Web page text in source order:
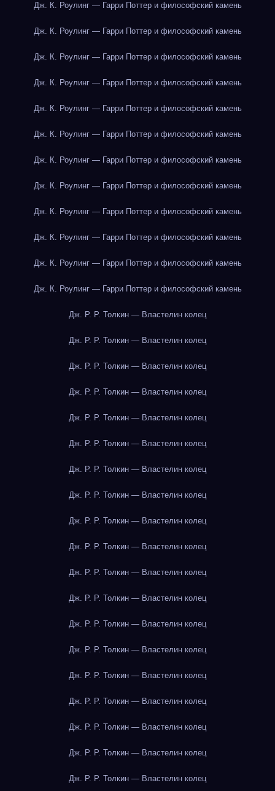
Дж. К. Роулинг — Гарри Поттер и философский камень
Дж. К. Роулинг — Гарри Поттер и философский камень
Дж. К. Роулинг — Гарри Поттер и философский камень
Дж. К. Роулинг — Гарри Поттер и философский камень
Дж. К. Роулинг — Гарри Поттер и философский камень
Дж. К. Роулинг — Гарри Поттер и философский камень
Дж. К. Роулинг — Гарри Поттер и философский камень
Дж. К. Роулинг — Гарри Поттер и философский камень
Дж. К. Роулинг — Гарри Поттер и философский камень
Дж. К. Роулинг — Гарри Поттер и философский камень
Дж. К. Роулинг — Гарри Поттер и философский камень
Дж. К. Роулинг — Гарри Поттер и философский камень
Дж. Р. Р. Толкин — Властелин колец
Дж. Р. Р. Толкин — Властелин колец
Дж. Р. Р. Толкин — Властелин колец
Дж. Р. Р. Толкин — Властелин колец
Дж. Р. Р. Толкин — Властелин колец
Дж. Р. Р. Толкин — Властелин колец
Дж. Р. Р. Толкин — Властелин колец
Дж. Р. Р. Толкин — Властелин колец
Дж. Р. Р. Толкин — Властелин колец
Дж. Р. Р. Толкин — Властелин колец
Дж. Р. Р. Толкин — Властелин колец
Дж. Р. Р. Толкин — Властелин колец
Дж. Р. Р. Толкин — Властелин колец
Дж. Р. Р. Толкин — Властелин колец
Дж. Р. Р. Толкин — Властелин колец
Дж. Р. Р. Толкин — Властелин колец
Дж. Р. Р. Толкин — Властелин колец
Дж. Р. Р. Толкин — Властелин колец
Дж. Р. Р. Толкин — Властелин колец